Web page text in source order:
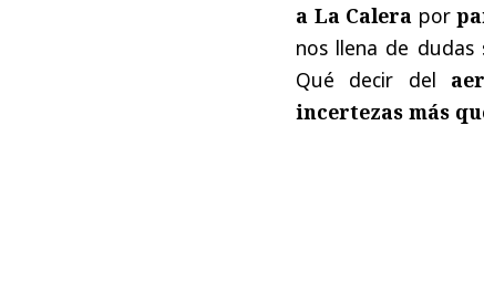
a La Calera por
nos llena de
Qué decir del
incertezas más